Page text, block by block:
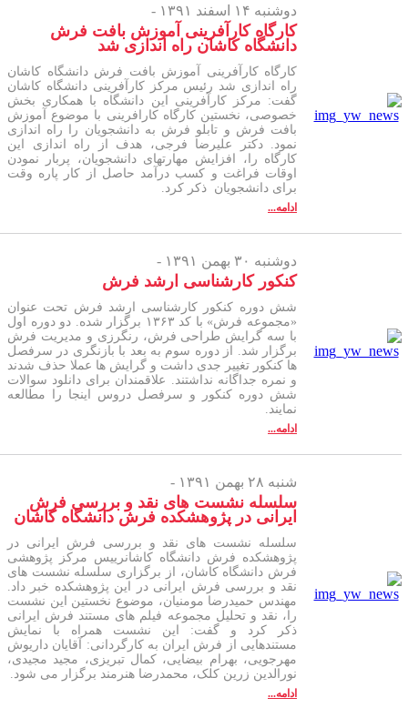
دوشنبه ۱۴ اسفند ۱۳۹۱ -
کارگاه کارآفرینی آموزش بافت فرش
دانشگاه کاشان راه اندازی شد
کارگاه کارآفرینی آموزش بافت فرش دانشگاه کاشان
راه اندازی شد رئیس مرکز کارآفرینی دانشگاه کاشان
گفت: مرکز کارآفرینی این دانشگاه با همکاری بخش
خصوصی، نخستین کارگاه کارافرینی با موضوع آموزش
بافت فرش و تابلو فرش به دانشجویان را راه اندازی
نمود. دکتر علیرضا فرجی، هدف از راه اندازی این
کارگاه را، افزایش مهارتهای دانشجویان، پربار نمودن
اوقات فراغت و کسب درآمد حاصل از کار پاره وقت
برای دانشجویان ذکر کرد.
ادامه...
دوشنبه ۳۰ بهمن ۱۳۹۱ -
کنکور کارشناسی ارشد فرش
شش دوره کنکور کارشناسی ارشد فرش تحت عنوان
«مجموعه فرش» با کد ۱۳۶۳ برگزار شده. دو دوره اول
با سه گرایش طراحی فرش، رنگرزی و مدیریت فرش
برگزار شد. از دوره سوم به بعد با بازنگری در سرفصل
ها کنکور تغییر جدی داشت و گرایش ها عملا حذف شدند
و نمره جداگانه نداشتند. علاقمندان برای دانلود سوالات
شش دوره کنکور و سرفصل دروس اینجا را مطالعه
نمایند.
ادامه...
شنبه ۲۸ بهمن ۱۳۹۱ -
سلسله نشست های نقد و بررسی فرش
ایرانی در پژوهشکده فرش دانشگاه کاشان
سلسله نشست های نقد و بررسی فرش ایرانی در
پژوهشکده فرش دانشگاه کاشانرییس مرکز پژوهشی
فرش دانشگاه کاشان، از برگزاری سلسله نشست های
نقد و بررسی فرش ایرانی در این پژوهشکده خبر داد.
مهندس حمیدرضا مومنیان، موضوع نخستین این نشست
را، نقد و تحلیل مجموعه فیلم های مستند فرش ایرانی
ذکر کرد و گفت: این نشست همراه با نمایش
مستندهایی از فرش ایران به کارگردانی: آقایان داریوش
مهرجویی، بهرام بیضایی، کمال تبریزی، مجید مجیدی،
نورالدین زرین کلک، محمدرضا هنرمند برگزار می شود.
ادامه...